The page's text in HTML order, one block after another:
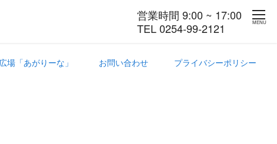
営業時間 9:00 ~ 17:00
TEL 0254-99-2121
MENU
場「あがりーな」 お問い合わせ プライバシーポリシー